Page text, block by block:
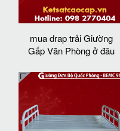
mua drap trải Giường
Gấp Văn Phòng ở đâu